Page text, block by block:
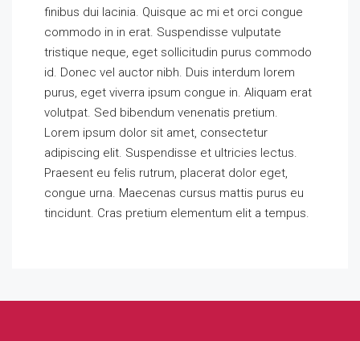
finibus dui lacinia. Quisque ac mi et orci congue
commodo in in erat. Suspendisse vulputate
tristique neque, eget sollicitudin purus commodo
id. Donec vel auctor nibh. Duis interdum lorem
purus, eget viverra ipsum congue in. Aliquam erat
volutpat. Sed bibendum venenatis pretium.
Lorem ipsum dolor sit amet, consectetur
adipiscing elit. Suspendisse et ultricies lectus.
Praesent eu felis rutrum, placerat dolor eget,
congue urna. Maecenas cursus mattis purus eu
tincidunt. Cras pretium elementum elit a tempus.